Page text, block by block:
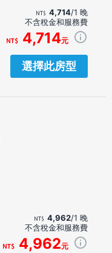
4,714/1 晚
不含稅金和服務費
4,714元
選擇此房型
4,962/1 晚
不含稅金和服務費
4,962元